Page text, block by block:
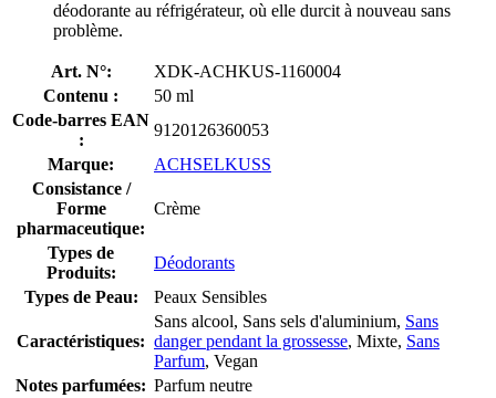
déodorante au réfrigérateur, où elle durcit à nouveau sans
problème.
Art. N°:
XDK-ACHKUS-1160004
Contenu :
50 ml
Code-barres EAN
:
9120126360053
Marque:
ACHSELKUSS
Consistance /
Forme
pharmaceutique:
Crème
Types de
Produits:
Déodorants
Types de Peau:
Peaux Sensibles
Caractéristiques:
Sans alcool, Sans sels d'aluminium, Sans
danger pendant la grossesse, Mixte, Sans
Parfum, Vegan
Notes parfumées: Parfum neutre